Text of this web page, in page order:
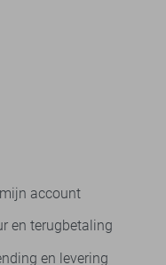
account
en terugbetaling
en levering